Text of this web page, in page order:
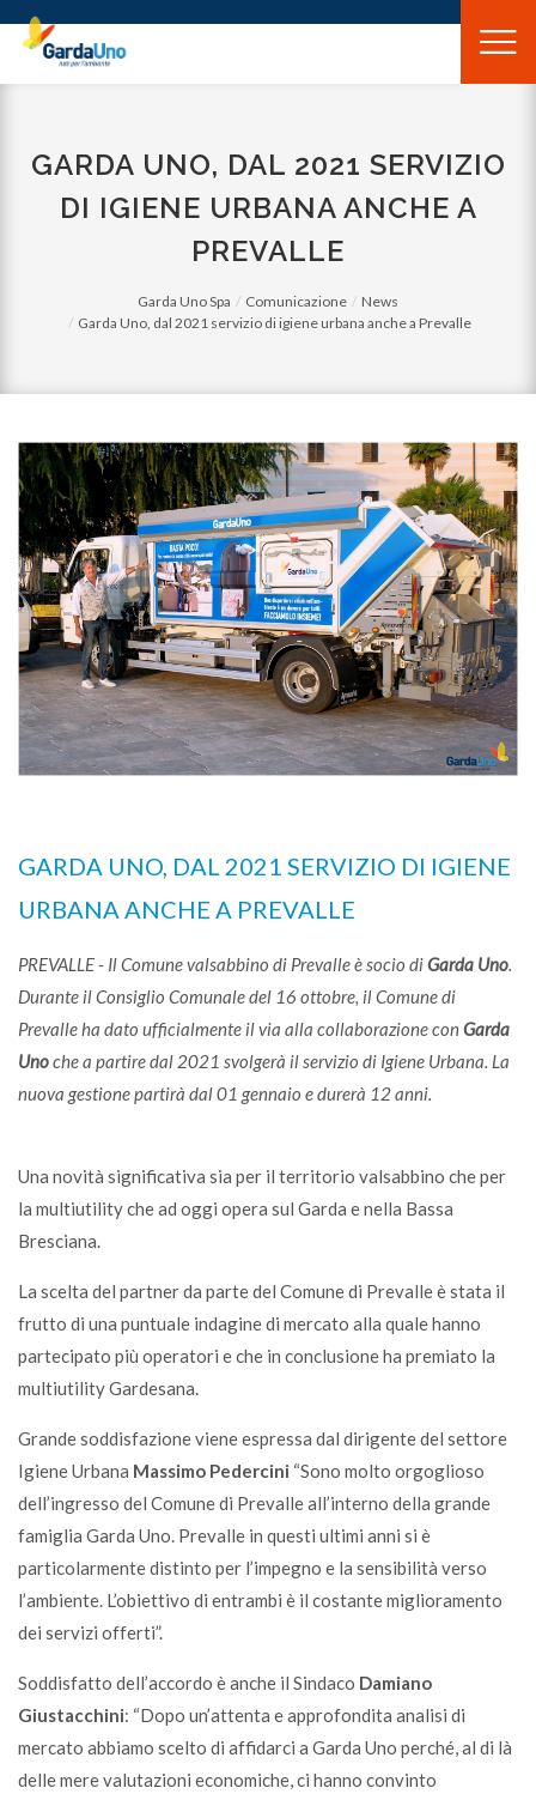
Gardauno
Spa
GARDA UNO, DAL 2021 SERVIZIO
DI IGIENE URBANA ANCHE A
PREVALLE
Garda Uno Spa Comunicazione
News
Garda Uno, dal 2021 servizio di igiene urbana anche a Prevalle
GARDA UNO, DAL 2021 SERVIZIO DI IGIENE
URBANA ANCHE A PREVALLE
PREVALLE - Il Comune valsabbino di Prevalle è socio diGarda Uno.
Durante il Consiglio Comunale del 16 ottobre, il Comune di
Prevalle ha dato ufficialmente il via alla collaborazione conGarda
Unoche a partire dal 2021 svolgerà il servizio di Igiene Urbana. La
nuova gestione partirà dal 01 gennaio e durerà 12 anni.
Una novità significativa sia per il territorio valsabbino che per
la multiutility che ad oggi opera sul Garda e nella Bassa
Bresciana.
La scelta del partner da parte del Comune di Prevalle è stata il
frutto di una puntuale indagine di mercato alla quale hanno
partecipato più operatori e che in conclusione ha premiato la
multiutility Gardesana.
Grande soddisfazione viene espressa dal dirigente del settore
Igiene Urbana Massimo Pedercini “Sono molto orgoglioso
dell’ingresso del Comune di Prevalle all’interno della grande
famiglia Garda Uno. Prevalle in questi ultimi anni si è
particolarmente distinto per l’impegno e la sensibilità verso
l’ambiente. L’obiettivo di entrambi è il costante miglioramento
dei servizi offerti”.
Soddisfatto dell’accordo è anche il Sindaco Damiano
Giustacchini: “Dopo un’attenta e approfondita analisi di
mercato abbiamo scelto di affidarci a Garda Uno perché, al di là
delle mere valutazioni economiche, ci hanno convinto